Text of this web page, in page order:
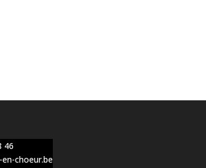
46
choeur.be